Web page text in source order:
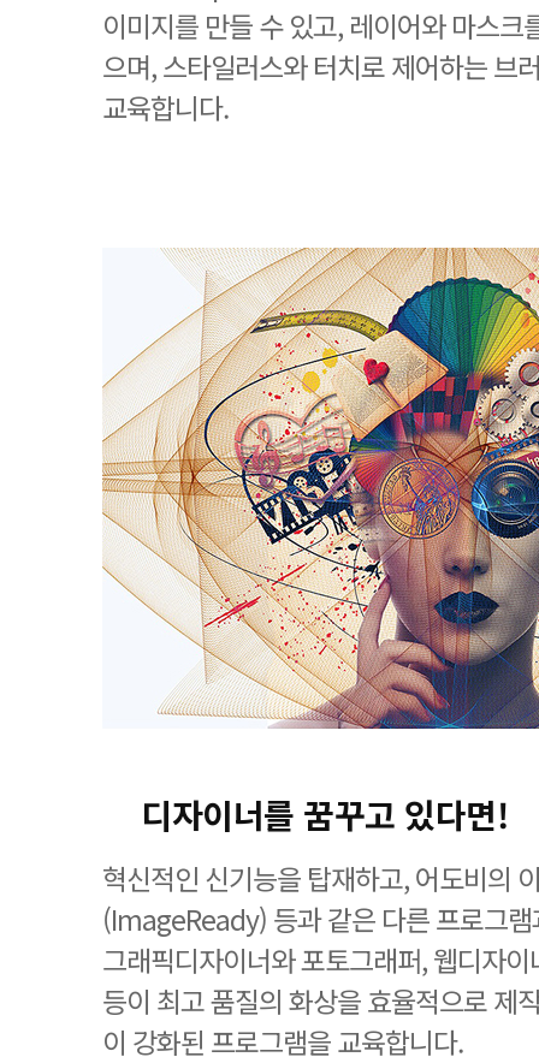
이미지를 만들 수 있고, 레이어와 마스크
으며, 스타일러스와 터치로 제어하는 브
교육합니다.
디자이너를 꿈꾸고 있다면!
혁신적인 신기능을 탑재하고, 어도비의
(ImageReady) 등과 같은 다른 프로그
그래픽디자이너와 포토그래퍼, 웹디자
등이 최고 품질의 화상을 효율적으로 제
이 강화된 프로그램을 교육합니다.